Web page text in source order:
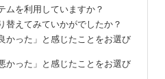
ムを利用していますか？
替えてみていかがでしたか？
かった」と感じたことをお選び
かった」と感じたことをお選び